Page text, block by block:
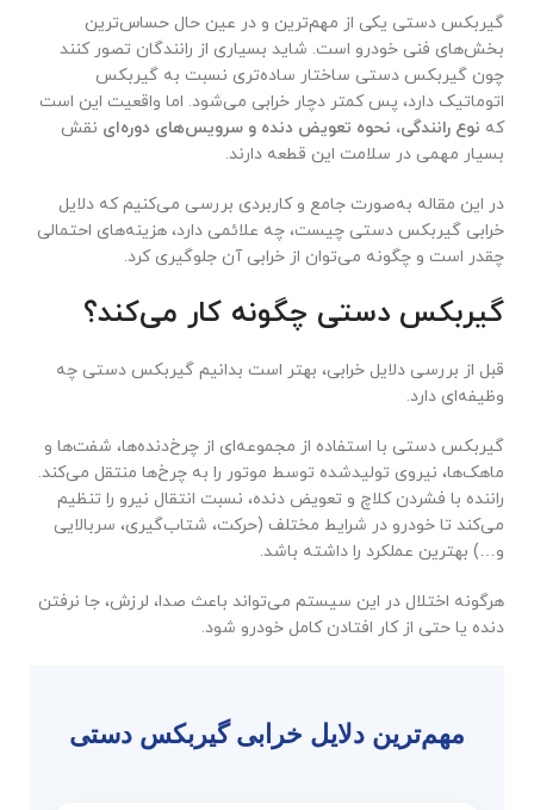
گیربکس دستی یکی از مهم‌ترین و در عین حال حساس‌ترین
بخش‌های فنی خودرو است. شاید بسیاری از رانندگان تصور کنند
چون گیربکس دستی ساختار ساده‌تری نسبت به گیربکس
اتوماتیک دارد، پس کمتر دچار خرابی می‌شود. اما واقعیت این است
که نوع رانندگی، نحوه تعویض دنده و سرویس‌های دوره‌ای نقش
بسیار مهمی در سلامت این قطعه دارند.
در این مقاله به‌صورت جامع و کاربردی بررسی می‌کنیم که دلایل
خرابی گیربکس دستی چیست، چه علائمی دارد، هزینه‌های احتمالی
چقدر است و چگونه می‌توان از خرابی آن جلوگیری کرد.
گیربکس دستی چگونه کار می‌کند؟
قبل از بررسی دلایل خرابی، بهتر است بدانیم گیربکس دستی چه
وظیفه‌ای دارد.
گیربکس دستی با استفاده از مجموعه‌ای از چرخ‌دنده‌ها، شفت‌ها و
ماهک‌ها، نیروی تولیدشده توسط موتور را به چرخ‌ها منتقل می‌کند.
راننده با فشردن کلاچ و تعویض دنده، نسبت انتقال نیرو را تنظیم
می‌کند تا خودرو در شرایط مختلف (حرکت، شتاب‌گیری، سربالایی
و…) بهترین عملکرد را داشته باشد.
هرگونه اختلال در این سیستم می‌تواند باعث صدا، لرزش، جا نرفتن
دنده یا حتی از کار افتادن کامل خودرو شود.
مهم‌ترین دلایل خرابی گیربکس دستی